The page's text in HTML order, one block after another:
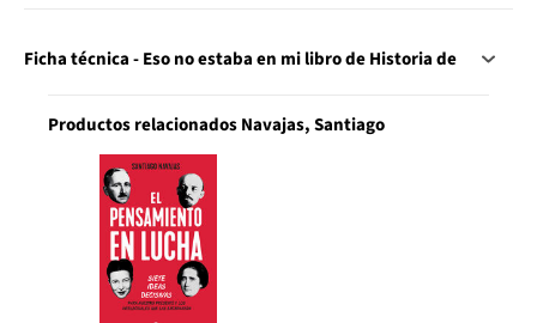
Ficha técnica - Eso no estaba en mi libro de Historia de
Productos relacionados Navajas, Santiago